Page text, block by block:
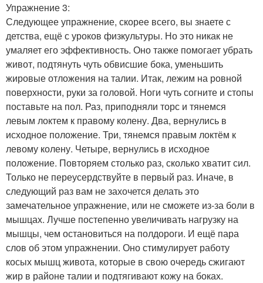
Упражнение 3:
Следующее упражнение, скорее всего, вы знаете с
детства, ещё с уроков физкультуры. Но это никак не
умаляет его эффективность. Оно также помогает убрать
живот, подтянуть чуть обвисшие бока, уменьшить
жировые отложения на талии. Итак, лежим на ровной
поверхности, руки за головой. Ноги чуть согните и стопы
поставьте на пол. Раз, приподняли торс и тянемся
левым локтем к правому колену. Два, вернулись в
исходное положение. Три, тянемся правым локтём к
левому колену. Четыре, вернулись в исходное
положение. Повторяем столько раз, сколько хватит сил.
Только не переусердствуйте в первый раз. Иначе, в
следующий раз вам не захочется делать это
замечательное упражнение, или не сможете из-за боли в
мышцах. Лучше постепенно увеличивать нагрузку на
мышцы, чем остановиться на полдороги. И ещё пара
слов об этом упражнении. Оно стимулирует работу
косых мышц живота, которые в свою очередь сжигают
жир в районе талии и подтягивают кожу на боках.